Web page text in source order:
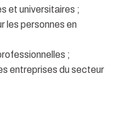
et universitaires ;
les personnes en
;
entreprises du secteur